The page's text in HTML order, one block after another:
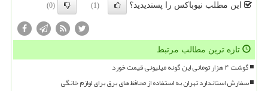
این مطلب نیوباکس را پسندیدید؟ (1)
(0)
تازه ترین مطالب مرتبط
گوشت ۴ هزار تومانی این گونه میلیونی قیمت خورد
سفارش استاندارد تهران به استفاده از محافظ های برق برای لوازم خانگی